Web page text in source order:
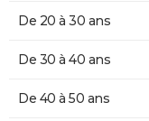
De 20 à 30 ans
De 30 à 40 ans
De 40 à 50 ans